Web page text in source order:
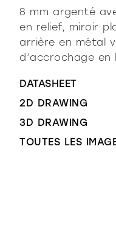
8 mm argenté
en relief, miroir
arrière en métal
d’accrochage
DATASHEET
2D DRAWING
3D DRAWING
TOUTES LES